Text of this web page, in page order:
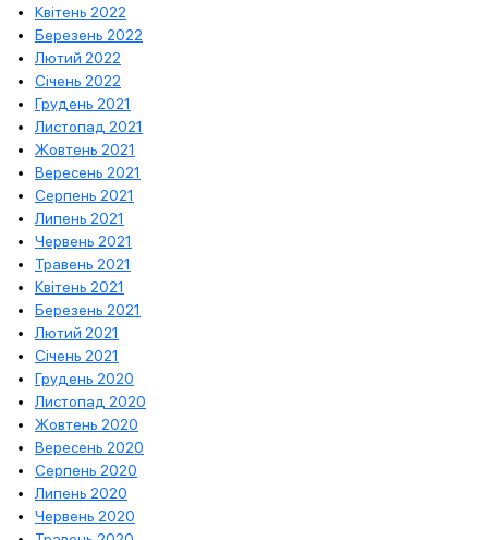
Квітень 2022
Березень 2022
Лютий 2022
Січень 2022
Грудень 2021
Листопад 2021
Жовтень 2021
Вересень 2021
Серпень 2021
Липень 2021
Червень 2021
Травень 2021
Квітень 2021
Березень 2021
Лютий 2021
Січень 2021
Грудень 2020
Листопад 2020
Жовтень 2020
Вересень 2020
Серпень 2020
Липень 2020
Червень 2020